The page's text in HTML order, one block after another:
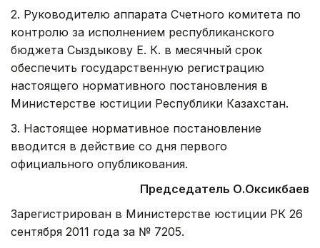
2. Руководителю аппарата Счетного комитета по
контролю за исполнением республиканского
бюджета Сыздыкову Е. К. в месячный срок
обеспечить государственную регистрацию
настоящего нормативного постановления в
Министерстве юстиции Республики Казахстан.
3. Настоящее нормативное постановление
вводится в действие со дня первого
официального опубликования.
Председатель О.Оксикбаев
Зарегистрирован в Министерстве юстиции РК 26
сентября 2011 года за № 7205.